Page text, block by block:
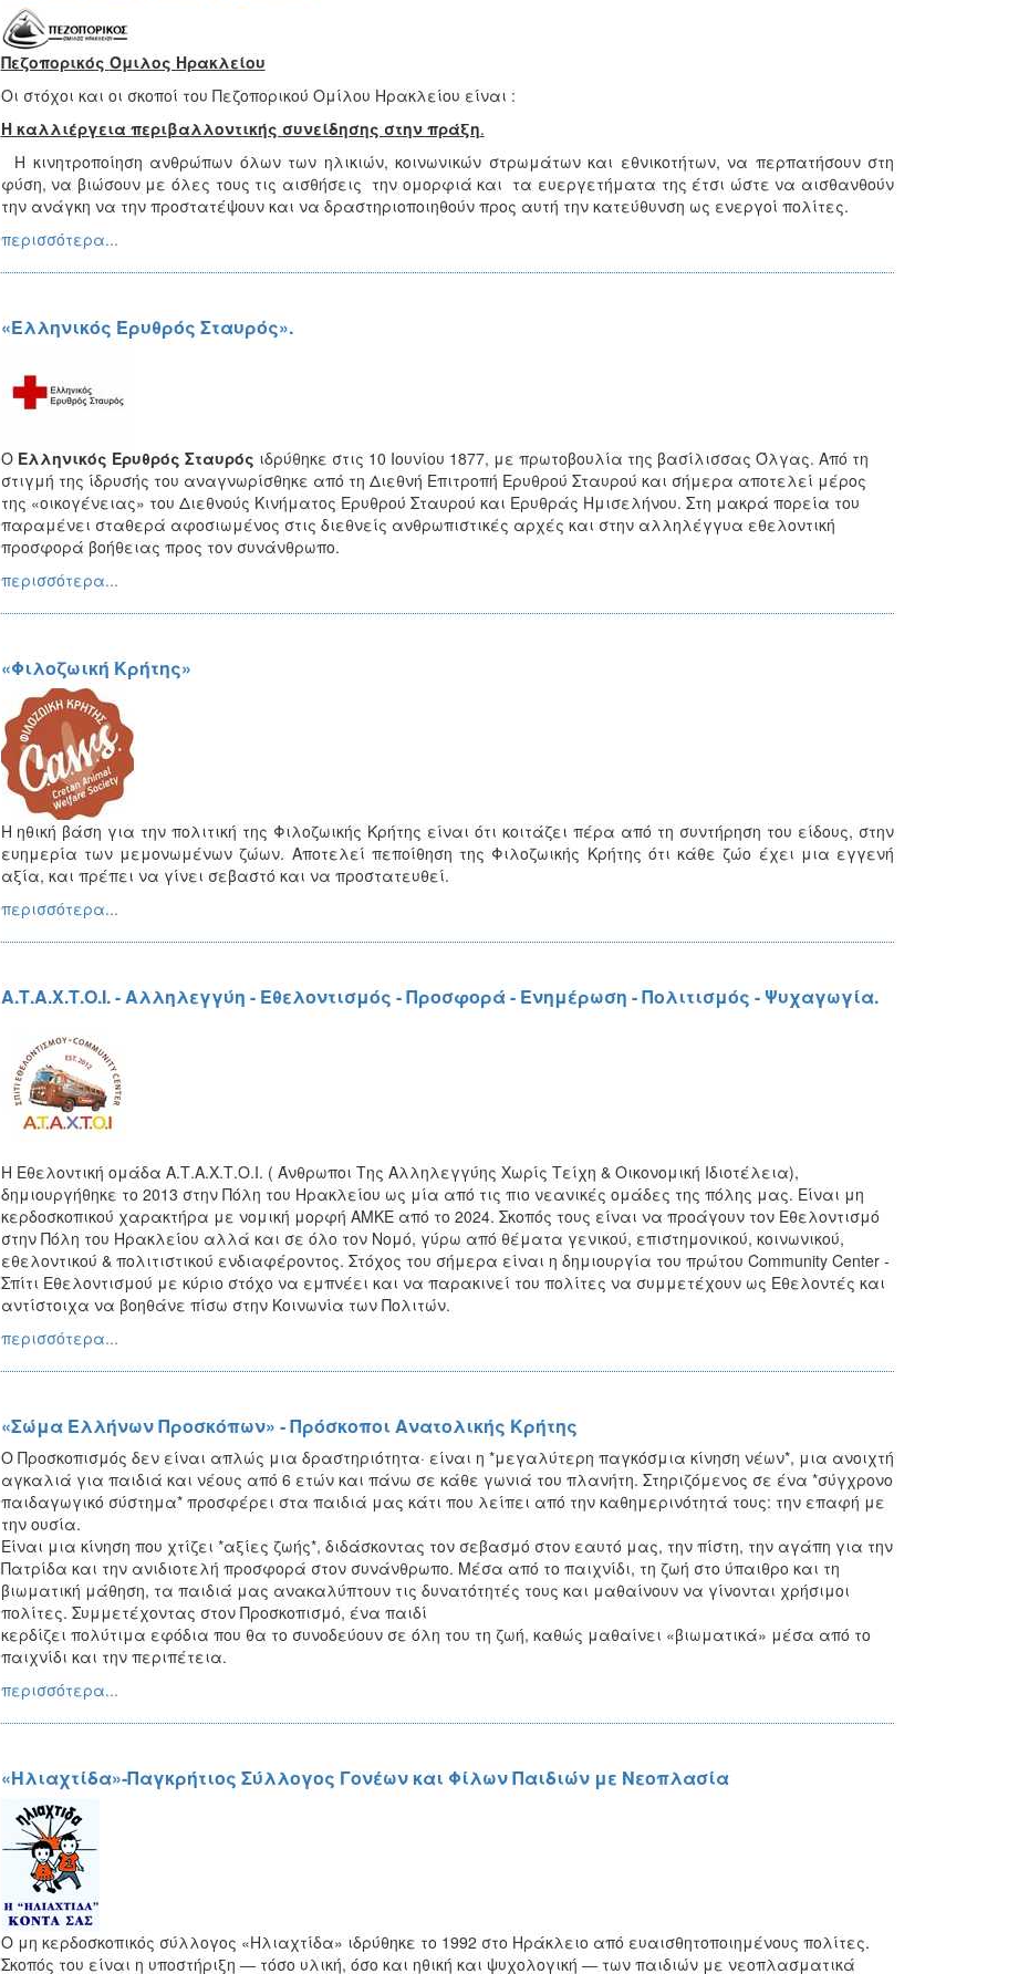
Πεζοπορικός Όμιλος Ηρακλείου
Οι στόχοι και οι σκοποί του Πεζοπορικού Ομίλου Ηρακλείου είναι :
Η καλλιέργεια περιβαλλοντικής συνείδησης στην πράξη.
Η κινητροποίηση ανθρώπων όλων των ηλικιών, κοινωνικών στρωμάτων και εθνικοτήτων, να περπατήσουν στη
φύση, να βιώσουν με όλες τους τις αισθήσεις την ομορφιά και τα ευεργετήματα της έτσι ώστε να αισθανθούν
την ανάγκη να την προστατέψουν και να δραστηριοποιηθούν προς αυτή την κατεύθυνση ως ενεργοί πολίτες.
περισσότερα...
«Ελληνικός Ερυθρός Σταυρός».
Ο Ελληνικός Ερυθρός Σταυρός ιδρύθηκε στις 10 Ιουνίου 1877, με πρωτοβουλία της βασίλισσας Όλγας. Από τη
στιγμή της ίδρυσής του αναγνωρίσθηκε από τη Διεθνή Επιτροπή Ερυθρού Σταυρού και σήμερα αποτελεί μέρος
της «οικογένειας» του Διεθνούς Κινήματος Ερυθρού Σταυρού και Ερυθράς Ημισελήνου. Στη μακρά πορεία του
παραμένει σταθερά αφοσιωμένος στις διεθνείς ανθρωπιστικές αρχές και στην αλληλέγγυα εθελοντική
προσφορά βοήθειας προς τον συνάνθρωπο.
περισσότερα...
«Φιλοζωική Κρήτης»
Η ηθική βάση για την πολιτική της Φιλοζωικής Κρήτης είναι ότι κοιτάζει πέρα από τη συντήρηση του είδους, στην
ευημερία των μεμονωμένων ζώων. Αποτελεί πεποίθηση της Φιλοζωικής Κρήτης ότι κάθε ζώο έχει μια εγγενή
αξία, και πρέπει να γίνει σεβαστό και να προστατευθεί.
περισσότερα...
Α.Τ.Α.Χ.Τ.Ο.Ι. - Αλληλεγγύη - Εθελοντισμός - Προσφορά - Ενημέρωση - Πολιτισμός - Ψυχαγωγία.
Η Εθελοντική ομάδα Α.Τ.Α.Χ.Τ.Ο.Ι. ( Άνθρωποι Της Αλληλεγγύης Χωρίς Τείχη & Οικονομική Ιδιοτέλεια),
δημιουργήθηκε το 2013 στην Πόλη του Ηρακλείου ως μία από τις πιο νεανικές ομάδες της πόλης μας. Είναι μη
κερδοσκοπικού χαρακτήρα με νομική μορφή ΑΜΚΕ από το 2024. Σκοπός τους είναι να προάγουν τον Εθελοντισμό
στην Πόλη του Ηρακλείου αλλά και σε όλο τον Νομό, γύρω από θέματα γενικού, επιστημονικού, κοινωνικού,
εθελοντικού & πολιτιστικού ενδιαφέροντος. Στόχος του σήμερα είναι η δημιουργία του πρώτου Community Center -
Σπίτι Εθελοντισμού με κύριο στόχο να εμπνέει και να παρακινεί του πολίτες να συμμετέχουν ως Εθελοντές και
αντίστοιχα να βοηθάνε πίσω στην Κοινωνία των Πολιτών.
περισσότερα...
«Σώμα Ελλήνων Προσκόπων» - Πρόσκοποι Ανατολικής Κρήτης
Ο Προσκοπισμός δεν είναι απλώς μια δραστηριότητα· είναι η *μεγαλύτερη παγκόσμια κίνηση νέων*, μια ανοιχτή
αγκαλιά για παιδιά και νέους από 6 ετών και πάνω σε κάθε γωνιά του πλανήτη. Στηριζόμενος σε ένα *σύγχρονο
παιδαγωγικό σύστημα* προσφέρει στα παιδιά μας κάτι που λείπει από την καθημερινότητά τους: την επαφή με
την ουσία.
Είναι μια κίνηση που χτίζει *αξίες ζωής*, διδάσκοντας τον σεβασμό στον εαυτό μας, την πίστη, την αγάπη για την
Πατρίδα και την ανιδιοτελή προσφορά στον συνάνθρωπο. Μέσα από το παιχνίδι, τη ζωή στο ύπαιθρο και τη
βιωματική μάθηση, τα παιδιά μας ανακαλύπτουν τις δυνατότητές τους και μαθαίνουν να γίνονται χρήσιμοι
πολίτες. Συμμετέχοντας στον Προσκοπισμό, ένα παιδί
κερδίζει πολύτιμα εφόδια που θα το συνοδεύουν σε όλη του τη ζωή, καθώς μαθαίνει «βιωματικά» μέσα από το
παιχνίδι και την περιπέτεια.
περισσότερα...
«Ηλιαχτίδα»-Παγκρήτιος Σύλλογος Γονέων και Φίλων Παιδιών με Νεοπλασία
Ο μη κερδοσκοπικός σύλλογος «Ηλιαχτίδα» ιδρύθηκε το 1992 στο Ηράκλειο από ευαισθητοποιημένους πολίτες.
Σκοπός του είναι η υποστήριξη ― τόσο υλική, όσο και ηθική και ψυχολογική ― των παιδιών με νεοπλασματικά